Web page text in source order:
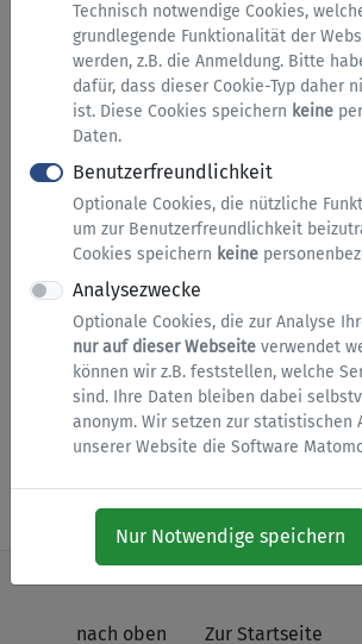
Technisch notwendige Cookies,
grundlegende Funktionalität der
werden, z.B. die Anmeldung. Bitte
dafür, dass dieser Cookie-Typ daher
ist. Diese Cookies speichern keine
Daten.
Benutzerfreundlichkeit
Optionale Cookies, die nützliche
um zur Benutzerfreundlichkeit
Cookies speichern keine
Analysezwecke
Optionale Cookies, die zur Analyse
nur auf dieser Webseite verwendet
können wir z.B. feststellen, welche
sind. Ihre Daten bleiben dabei
anonym. Wir setzen zur statistischen
unserer Website die Software
Nur Notwendige speichern
Wir danken Ihnen dafür, dass Sie
Stadtverwaltung wenden, um uns
Schaden bzw. Mangel im Stadtgebiet
aufmerksam zu machen. Sie helfen
unsere Stadt in Ordnung zu halten.
umgehend darum kümmern, dass
die zuständige Abteilung oder
weitergeleitet und dort bearbeitet
Allgemeine Informationen zur
Sie bei Interesse auch
Zum Erstellen der Mängelmeldung
Eingaben erforderlich.
Dienst starten
nach oben Zur Startseite